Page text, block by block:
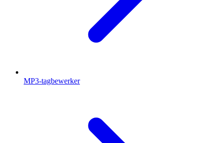
MP3-tagbewerker